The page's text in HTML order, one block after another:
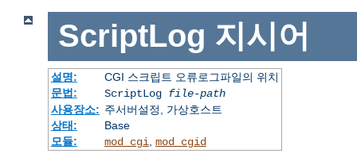
ScriptLog 지시어
설명:
CGI 스크립트 오류로그파일의 위치
문법:
ScriptLog file-path
사용장소: 주서버설정, 가상호스트
상태:
Base
모듈:
mod_cgi mod_cgid